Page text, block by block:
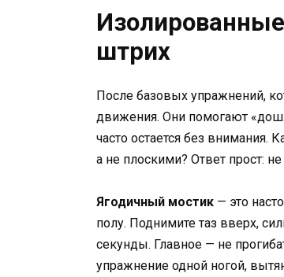
штрих
После базовых упражнений,
движения. Они помогают
часто остается без внимания.
а не плоскими? Ответ прост:
Ягодичный мостик — это
полу. Поднимите таз вверх,
секунды. Главное — не
упражнение одной ногой,